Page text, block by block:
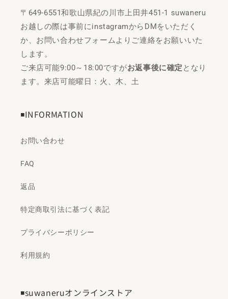
〒649-6551和歌山県紀の川市上田井451-1 suwaneru
お越しの際は事前にinstagramからDMをいただく
か、お問い合わせフォームよりご連絡をお願いいた
します。
ご来店可能9:00～18:00ですがお返事後に確定 となり
ます。来店可能曜日：火、木、土
◾️INFORMATION
お問い合わせ
FAQ
返品
特定商取引法に基づく表記
プライバシーポリシー
利用規約
◾️suwaneruオンラインストア